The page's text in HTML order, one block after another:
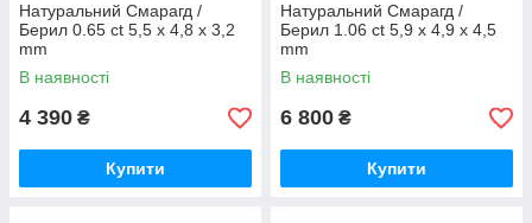
Натуральний Смарагд /
Берил 0.65 ct 5,5 х 4,8 х 3,2
mm
В наявності
4 390 ₴
Купити
Натуральний Смарагд /
Берил 1.06 ct 5,9 х 4,9 х 4,5
mm
В наявності
6 800 ₴
Купити